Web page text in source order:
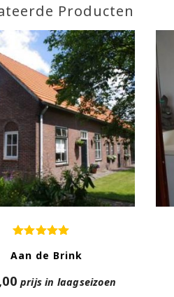
Producten
Aan de Brink
prijs in laagseizoen